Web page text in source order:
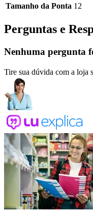
Tamanho da Ponta 12
Perguntas e
Nenhuma pergunta
Tire sua dúvida com a loja